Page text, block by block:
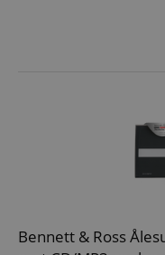
Bennett & Ross